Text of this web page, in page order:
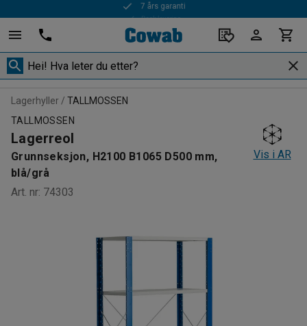
Rask levering
Lagerhyller
TALLMOSSEN
TALLMOSSEN
Lagerreol
Grunnseksjon, H2100 B1065 D500 mm,
blå/grå
Art. nr: 74303
Vis i AR